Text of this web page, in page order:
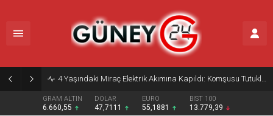
4 Yaşındaki Miraç Elektrik Akımına Kapıldı: Komşusu Tutuklandı
GRAM ALTIN
6.660,55
DOLAR
47,7111
EURO
55,1881
BIST 100
13.779,39